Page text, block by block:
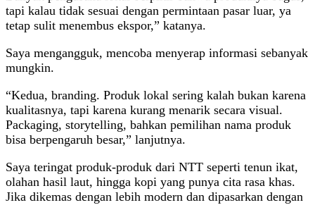
tapi kalau tidak sesuai dengan permintaan pasar luar, ya
tetap sulit menembus ekspor,” katanya.
Saya mengangguk, mencoba menyerap informasi sebanyak
mungkin.
“Kedua, branding. Produk lokal sering kalah bukan karena
kualitasnya, tapi karena kurang menarik secara visual.
Packaging, storytelling, bahkan pemilihan nama produk
bisa berpengaruh besar,” lanjutnya.
Saya teringat produk-produk dari NTT seperti tenun ikat,
olahan hasil laut, hingga kopi yang punya cita rasa khas.
Jika dikemas dengan lebih modern dan dipasarkan dengan